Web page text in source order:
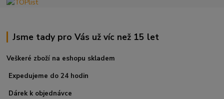
Jsme tady pro Vás už víc než 15 let
Veškeré zboží na eshopu skladem
Expedujeme do 24 hodin
Dárek k objednávce